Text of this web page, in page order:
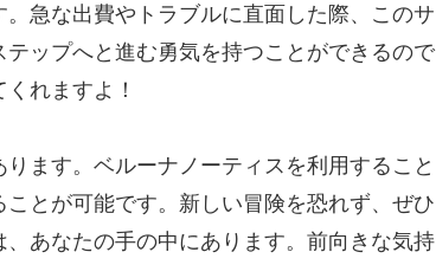
急な出費やトラブルに直面した際、このサ
ップへと進む勇気を持つことができるので
れますよ！
ます。ベルーナノーティスを利用すること
とが可能です。新しい冒険を恐れず、ぜひ
あなたの手の中にあります。前向きな気持